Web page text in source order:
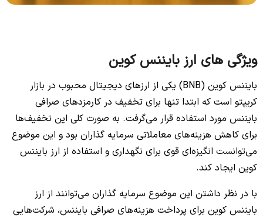
ویژگی های ارز بایننس کوین
بایننس کوین (BNB) یکی از ارزهای دیجیتال محبوب در بازار
کریپتو است که ابتدا تنها برای تخفیف در کارمزدهای صرافی
بایننس مورد استفاده قرار می‌گرفت. به صورت کلی این تخفیف‌ها
برای کاهش هزینه‌های معاملاتی سرمایه گذاران بود و این موضوع
می‌توانست انگیزه‌ای قوی برای نگهداری و استفاده از ارز بایننس
کوین ایجاد کند.
با در نظر داشتن این موضوع سرمایه گذاران می‌توانند از ارز
بایننس کوین برای پرداخت هزینه‌های صرافی بایننس، شرکت‌هایی